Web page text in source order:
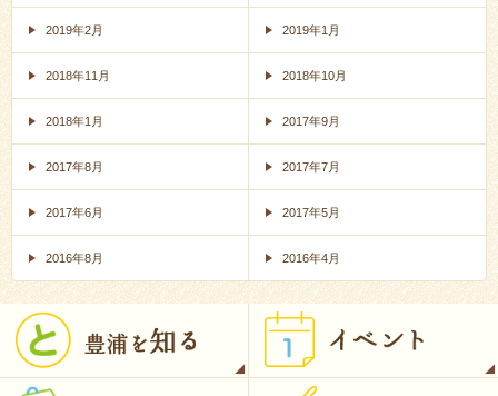
2019年2月 2019年1月
2018年11月 2018年10月
2018年1月 2017年9月
2017年8月 2017年7月
2017年6月 2017年5月
2016年8月 2016年4月